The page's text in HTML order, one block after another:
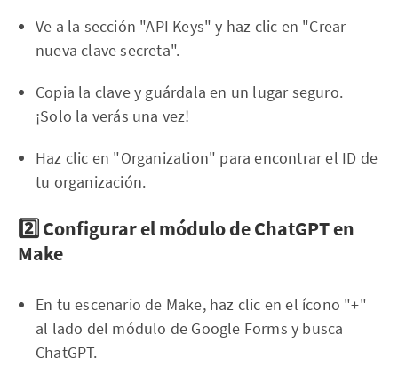
Ve a la sección "API Keys" y haz clic en "Crear
nueva clave secreta".
Copia la clave y guárdala en un lugar seguro.
¡Solo la verás una vez!
Haz clic en "Organization" para encontrar el ID de
tu organización.
2️⃣ Configurar el módulo de ChatGPT en
Make
En tu escenario de Make, haz clic en el ícono "+"
al lado del módulo de Google Forms y busca
ChatGPT.